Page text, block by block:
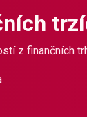
z finančních